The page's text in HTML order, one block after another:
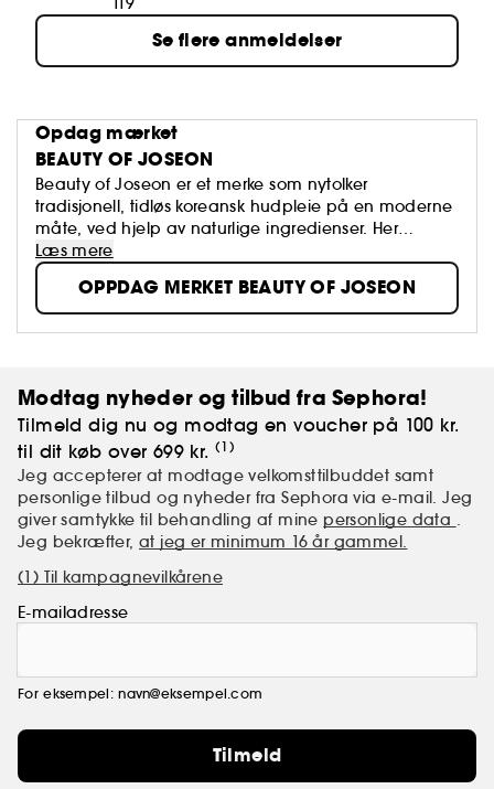
Se flere anmeldelser
Opdag mærket
BEAUTY OF JOSEON
Beauty of Joseon er et merke som nytolker
tradisjonell, tidløs koreansk hudpleie på en moderne
måte, ved hjelp av naturlige ingredienser. Her
kombineres Hanbang (tradisjonell koreansk
plantebasert medisin) med effektive, trendy
ingredienser for å skape produkter som forbedrer
huden og gjør den sunnere og mer strålende.
Læs mere
OPPDAG MERKET BEAUTY OF JOSEON
Modtag nyheder og tilbud fra Sephora!
Tilmeld dig nu og modtag en voucher på 100 kr.
til dit køb over 699 kr. (1)
Jeg accepterer at modtage velkomsttilbuddet samt
personlige tilbud og nyheder fra Sephora via e-mail. Jeg
giver samtykke til behandling af mine personlige data .
Jeg bekræfter,at jeg er minimum 16 år gammel.
(1) Til kampagnevilkårene
E-mailadresse
For eksempel: navn@eksempel.com
Tilmeld